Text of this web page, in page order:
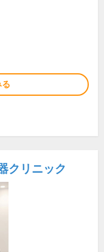
クリニック